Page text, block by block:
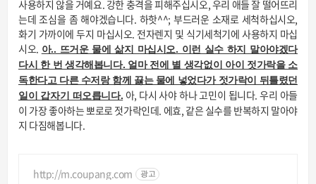
사용하지 않을 거예요. 강한 충격을 피해주십시오, 우리 애들 잘 떨어뜨리
는데 조심을 좀 해야겠습니다. 하핫^^; 부드러운 소재로 세척하십시오,
화기 가까이에 두지 마십시오. 전자렌지 및 식기세척기에 사용하지 마십
시오.
아.. 뜨거운 물에 삶지 마십시오. 이런 실수 하지 말아야겠다
다시 한 번 생각해봅니다. 얼마 전에 별 생각없이 아이 젓가락을 소
독한다고 다른 수저랑 함께 끓는 물에 넣었다가 젓가락이 뒤틀렸던
일이 갑자기 떠오릅니다. 아, 다시 사야 하나 고민이 됩니다. 우리 아들
이 가장 좋아하는 뽀로로 젓가락인데. 에효, 같은 실수를 반복하지 말아야
지 다짐해봅니다.
http://m.coupang.com 광고